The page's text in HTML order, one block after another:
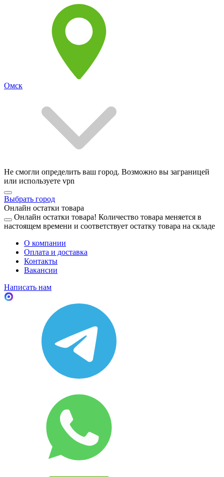
Омск
Не смогли определить ваш город. Возможно вы заграницей
или используете vpn
Выбрать город
Онлайн остатки товара
Онлайн остатки товара! Количество товара меняется в
настоящем времени и соответствует остатку товара на складе
О компании
Оплата и доставка
Контакты
Вакансии
Написать нам